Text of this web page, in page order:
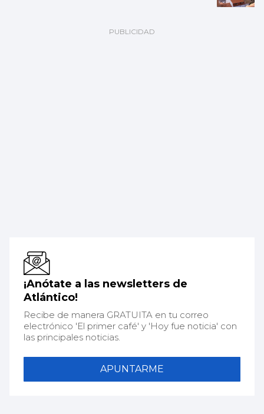
¡Anótate a las newsletters de
Atlántico!
Recibe de manera GRATUITA en tu correo
electrónico 'El primer café' y 'Hoy fue noticia' con
las principales noticias.
APUNTARME